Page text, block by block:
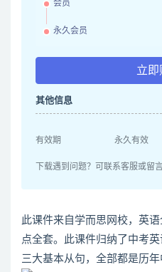
会员
永久会员
立即
其他信息
有效期 永久有效
下载遇到问题？可联系客服或留
此课件来自学而思网校，英
点全套。此课件归纳了中考
三大基本从句，全部都是历年